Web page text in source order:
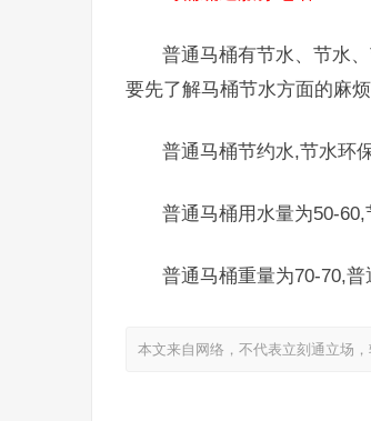
普通马桶有节水、节水
要先了解马桶节水方面的麻烦
普通马桶节约水,节水环
普通马桶用水量为50-60,
普通马桶重量为70-70,普
本文来自网络，不代表立刻通立场